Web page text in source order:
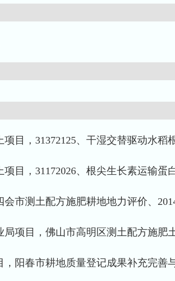
目，31372125、干湿交替驱动水稻
目，31172026、根尖生长素运输蛋
市测土配方施肥耕地地力评价、
项目，佛山市高明区测土配方施肥
阳春市耕地质量登记成果补充完善